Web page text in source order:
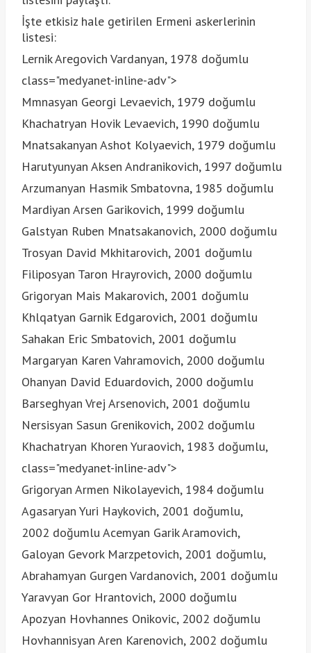
İşte etkisiz hale getirilen Ermeni askerlerinin
listesi:
Lernik Aregovich Vardanyan, 1978 doğumlu
class="medyanet-inline-adv">
Mmnasyan Georgi Levaevich, 1979 doğumlu
Khachatryan Hovik Levaevich, 1990 doğumlu
Mnatsakanyan Ashot Kolyaevich, 1979 doğumlu
Harutyunyan Aksen Andranikovich, 1997 doğumlu
Arzumanyan Hasmik Smbatovna, 1985 doğumlu
Mardiyan Arsen Garikovich, 1999 doğumlu
Galstyan Ruben Mnatsakanovich, 2000 doğumlu
Trosyan David Mkhitarovich, 2001 doğumlu
Filiposyan Taron Hrayrovich, 2000 doğumlu
Grigoryan Mais Makarovich, 2001 doğumlu
Khlqatyan Garnik Edgarovich, 2001 doğumlu
Sahakan Eric Smbatovich, 2001 doğumlu
Margaryan Karen Vahramovich, 2000 doğumlu
Ohanyan David Eduardovich, 2000 doğumlu
Barseghyan Vrej Arsenovich, 2001 doğumlu
Nersisyan Sasun Grenikovich, 2002 doğumlu
Khachatryan Khoren Yuraovich, 1983 doğumlu,
class="medyanet-inline-adv">
Grigoryan Armen Nikolayevich, 1984 doğumlu
Agasaryan Yuri Haykovich, 2001 doğumlu,
2002 doğumlu Acemyan Garik Aramovich,
Galoyan Gevork Marzpetovich, 2001 doğumlu,
Abrahamyan Gurgen Vardanovich, 2001 doğumlu
Yaravyan Gor Hrantovich, 2000 doğumlu
Apozyan Hovhannes Onikovic, 2002 doğumlu
Hovhannisyan Aren Karenovich, 2002 doğumlu